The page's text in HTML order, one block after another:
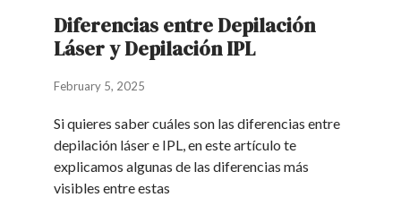
Diferencias entre Depilación
Láser y Depilación IPL
February 5, 2025
Si quieres saber cuáles son las diferencias entre
depilación láser e IPL, en este artículo te
explicamos algunas de las diferencias más
visibles entre estas